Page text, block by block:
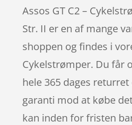
Assos GT C2 –
Str. II er en af mange
shoppen og findes i
Cykelstrømper. Du får
hele 365 dages
garanti mod at købe
kan inden for fristen